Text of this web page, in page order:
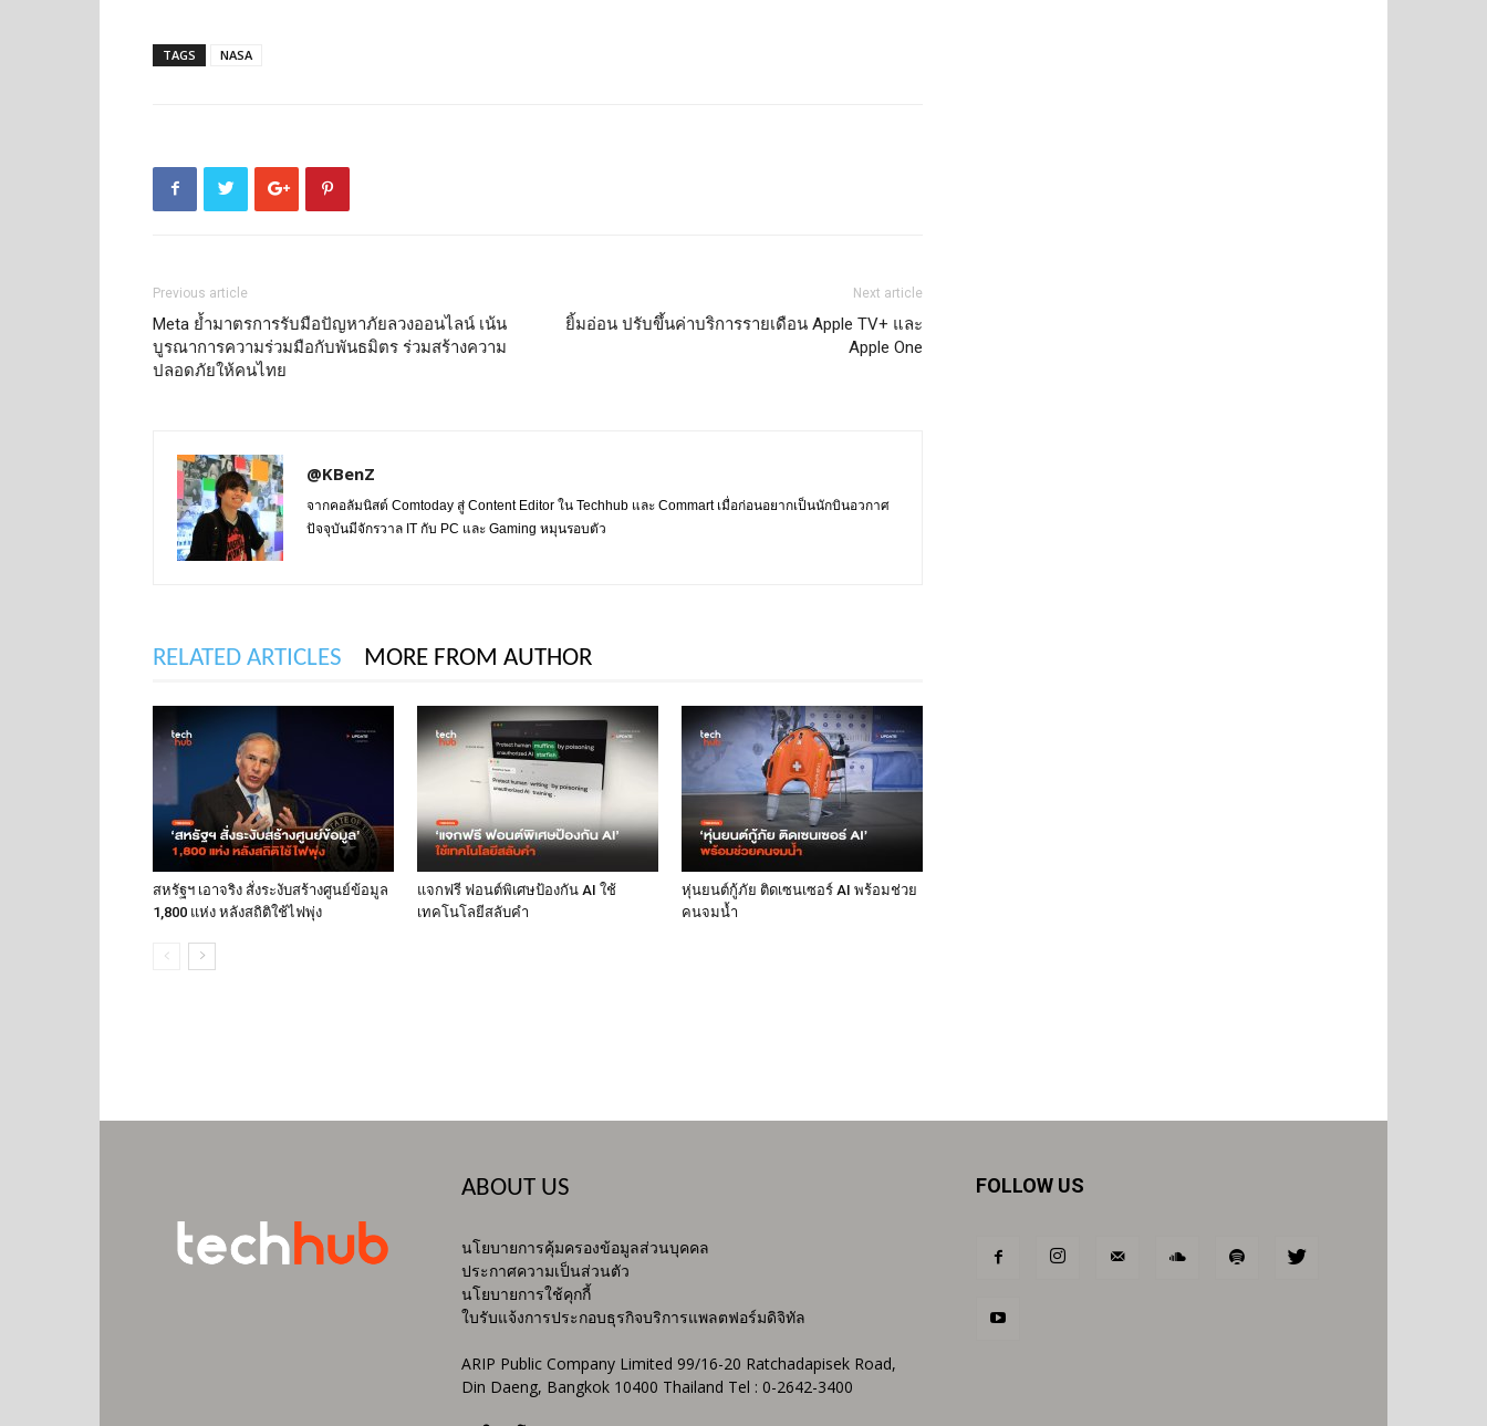
TAGS NASA
Previous article
Meta ย้ำมาตรการรับมือปัญหาภัยลวงออนไลน์ เน้น
บูรณาการความร่วมมือกับพันธมิตร ร่วมสร้างความ
ปลอดภัยให้คนไทย
Next article
ยิ้มอ่อน ปรับขึ้นค่าบริการรายเดือน Apple TV+ และ
Apple One
@KBenZ
จากคอลัมนิสต์ Comtoday สู่ Content Editor ใน Techhub และ Commart เมื่อก่อนอยากเป็นนักบินอวกาศ
ปัจจุบันมีจักรวาล IT กับ PC และ Gaming หมุนรอบตัว
RELATED ARTICLES MORE FROM AUTHOR
สหรัฐฯ เอาจริง สั่งระงับสร้างศูนย์ข้อมูล
1,800 แห่ง หลังสถิติใช้ไฟพุ่ง
แจกฟรี ฟอนต์พิเศษป้องกัน AI ใช้
เทคโนโลยีสลับคำ
หุ่นยนต์กู้ภัย ติดเซนเซอร์ AI พร้อมช่วย
คนจมน้ำ
ABOUT US
นโยบายการคุ้มครองข้อมูลส่วนบุคคล
ประกาศความเป็นส่วนตัว
นโยบายการใช้คุกกี้
ใบรับแจ้งการประกอบธุรกิจบริการแพลตฟอร์มดิจิทัล
ARIP Public Company Limited 99/16-20 Ratchadapisek Road,
Din Daeng, Bangkok 10400 Thailand Tel : 0-2642-3400
FOLLOW US